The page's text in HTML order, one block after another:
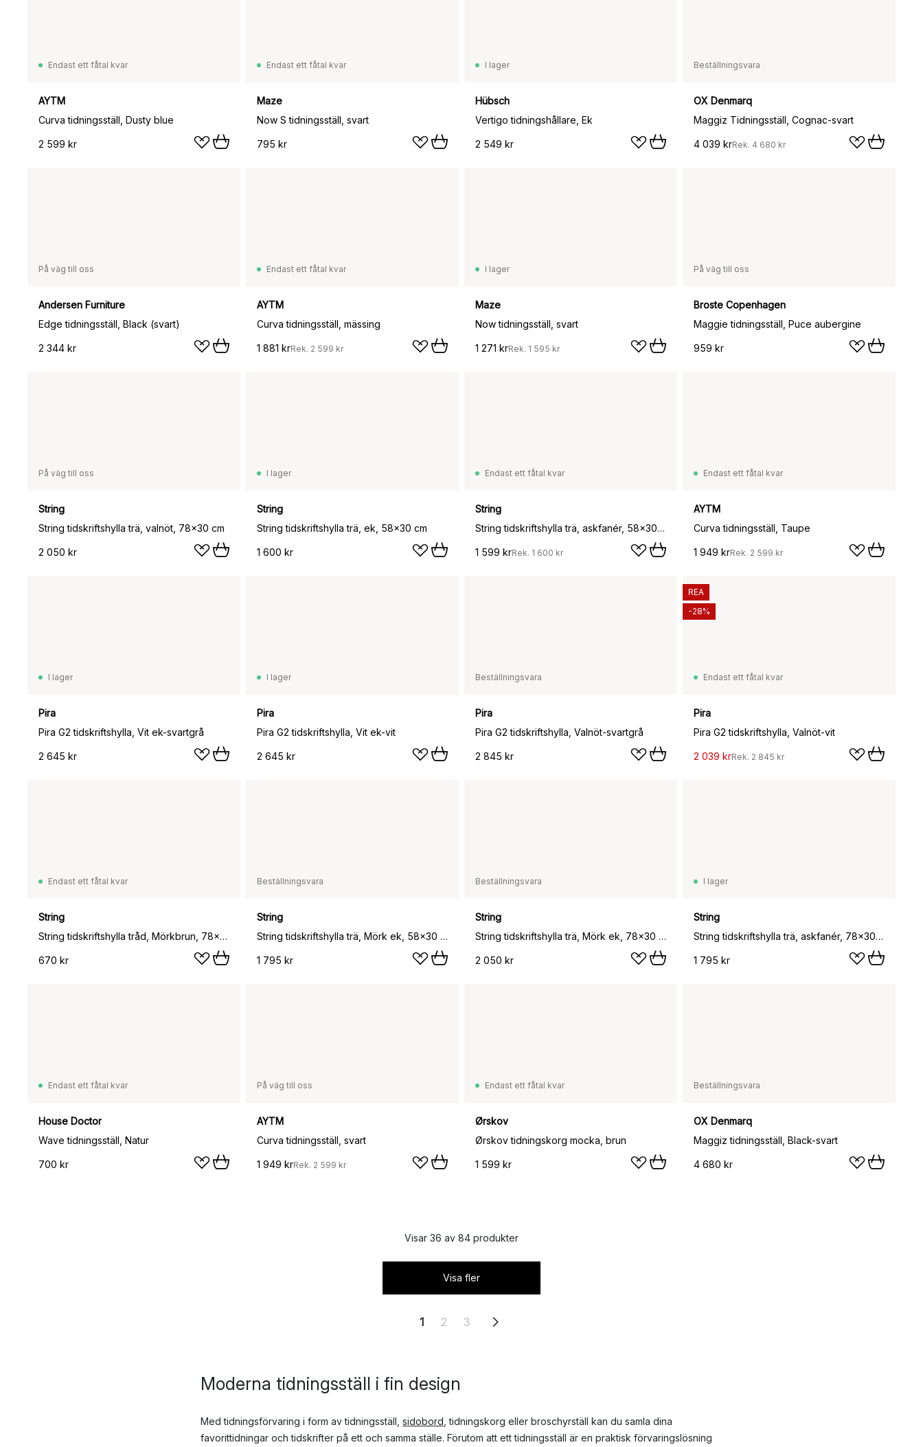
Endast ett fåtal kvar
AYTM
Curva tidningsställ, Dusty blue
2 599 kr
Endast ett fåtal kvar
Maze
Now S tidningsställ, svart
795 kr
I lager
Hübsch
Vertigo tidningshållare, Ek
2 549 kr
Beställningsvara
OX Denmarq
Maggiz Tidningsställ, Cognac-svart
4 039 krRek. 4 680 kr
På väg till oss
Andersen Furniture
Edge tidningsställ, Black (svart)
2 344 kr
Endast ett fåtal kvar
AYTM
Curva tidningsställ, mässing
1 881 krRek. 2 599 kr
I lager
Maze
Now tidningsställ, svart
1 271 krRek. 1 595 kr
På väg till oss
Broste Copenhagen
Maggie tidningsställ, Puce aubergine
959 kr
På väg till oss
String
String tidskriftshylla trä, valnöt, 78x30 cm
2 050 kr
I lager
String
String tidskriftshylla trä, ek, 58x30 cm
1 600 kr
Endast ett fåtal kvar
String
String tidskriftshylla trä, askfanér, 58x30 cm
1 599 krRek. 1 600 kr
Endast ett fåtal kvar
AYTM
Curva tidningsställ, Taupe
1 949 krRek. 2 599 kr
I lager
Pira
Pira G2 tidskriftshylla, Vit ek-svartgrå
2 645 kr
I lager
Pira
Pira G2 tidskriftshylla, Vit ek-vit
2 645 kr
Beställningsvara
Pira
Pira G2 tidskriftshylla, Valnöt-svartgrå
2 845 kr
Endast ett fåtal kvar
Pira
Pira G2 tidskriftshylla, Valnöt-vit
2 039 krRek. 2 845 kr
REA
-28%
Endast ett fåtal kvar
String
String tidskriftshylla tråd, Mörkbrun, 78x30 cm
670 kr
Beställningsvara
String
String tidskriftshylla trä, Mörk ek, 58x30 cm
1 795 kr
Beställningsvara
String
String tidskriftshylla trä, Mörk ek, 78x30 cm
2 050 kr
I lager
String
String tidskriftshylla trä, askfanér, 78x30 cm
1 795 kr
Endast ett fåtal kvar
House Doctor
Wave tidningsställ, Natur
700 kr
På väg till oss
AYTM
Curva tidningsställ, svart
1 949 krRek. 2 599 kr
Endast ett fåtal kvar
Ørskov
Ørskov tidningskorg mocka, brun
1 599 kr
Beställningsvara
OX Denmarq
Maggiz tidningsställ, Black-svart
4 680 kr
Visar 36 av 84 produkter
Visa fler
1 2 3
Moderna tidningsställ i fin design
Med tidningsförvaring i form av tidningsställ, sidobord , tidningskorg eller broschyrställ kan du samla dina
favorittidningar och tidskrifter på ett och samma ställe. Förutom att ett tidningsställ är en praktisk förvaringslösning